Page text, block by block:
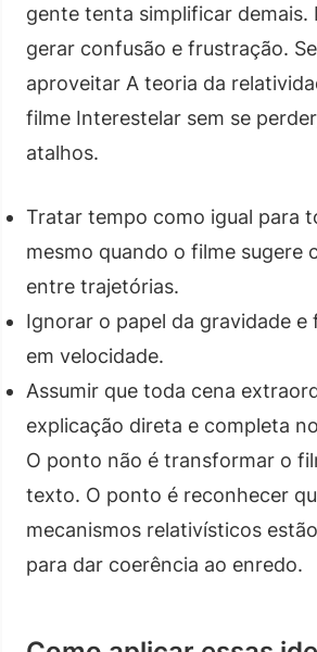
gente tenta simplificar demais.
gerar confusão e frustração.
aproveitar A teoria da
filme Interestelar sem se
atalhos.
Tratar tempo como igual para
mesmo quando o filme sugere
entre trajetórias.
Ignorar o papel da gravidade e
em velocidade.
Assumir que toda cena
explicação direta e completa
O ponto não é transformar o
texto. O ponto é reconhecer
mecanismos relativísticos
para dar coerência ao enredo.